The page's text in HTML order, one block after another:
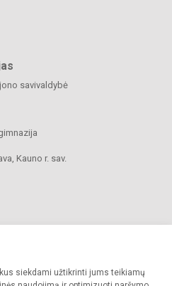
siekdami užtikrinti jums teikiamų
savivaldybė
Kauno r. sav.
gimnazija. Visos teisės saugomos.
sutikimo griežtai draudžiama.